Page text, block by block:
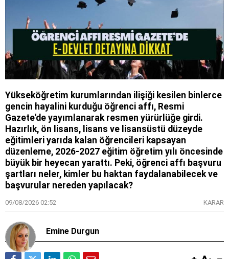
Yükseköğretim kurumlarından ilişiği kesilen binlerce
gencin hayalini kurduğu öğrenci affı, Resmi
Gazete'de yayımlanarak resmen yürürlüğe girdi.
Hazırlık, ön lisans, lisans ve lisansüstü düzeyde
eğitimleri yarıda kalan öğrencileri kapsayan
düzenleme, 2026-2027 eğitim öğretim yılı öncesinde
büyük bir heyecan yarattı. Peki, öğrenci affı başvuru
şartları neler, kimler bu haktan faydalanabilecek ve
başvurular nereden yapılacak?
09/08/2026 02:52 KARAR
Emine Durgun